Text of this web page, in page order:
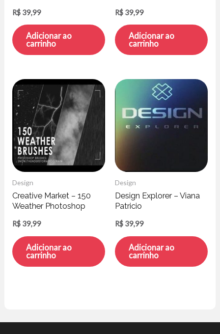
R$ 39,99
Adicionar ao
carrinho
R$ 39,99
Adicionar ao
carrinho
Design
Creative Market – 150
Weather Photoshop
R$ 39,99
Adicionar ao
carrinho
Design
Design Explorer – Viana
Patricio
R$ 39,99
Adicionar ao
carrinho